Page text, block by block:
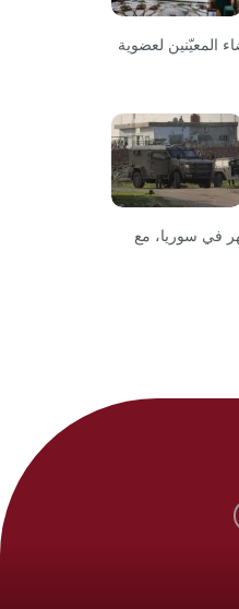
المعيّنين لعضوية
في سوريا، مع